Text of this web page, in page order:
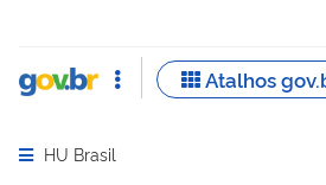
Abrir menu principal de navegação
HU Brasil